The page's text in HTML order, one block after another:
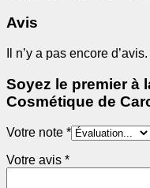
Avis
Il n’y a pas encore d’avis.
Soyez le premier à
Cosmétique de
Votre note *
Votre avis *